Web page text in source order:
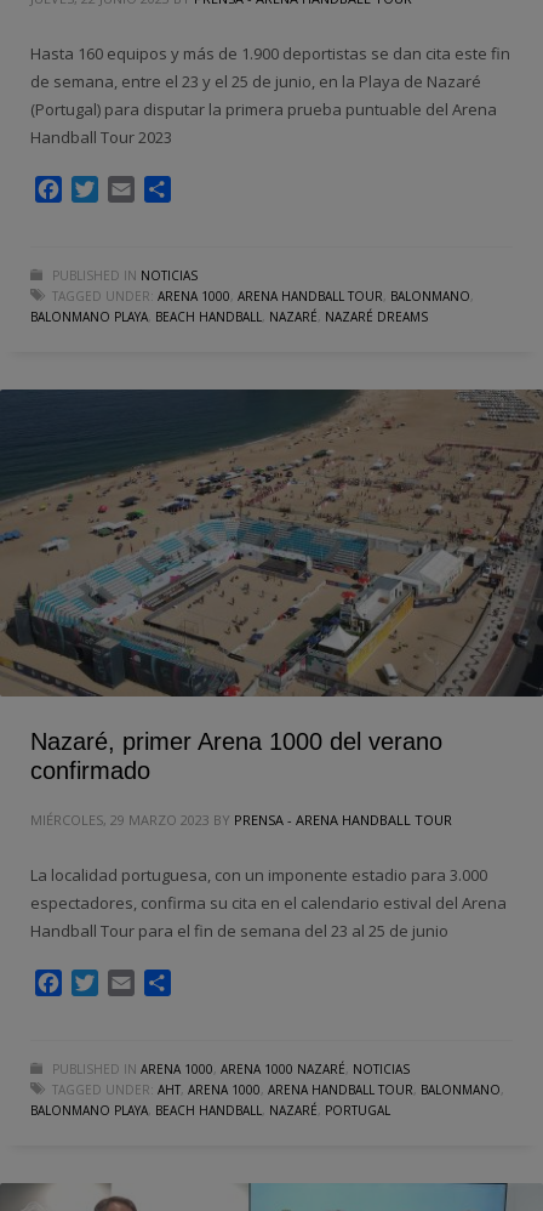
Hasta 160 equipos y más de 1.900 deportistas se dan cita este fin
de semana, entre el 23 y el 25 de junio, en la Playa de Nazaré
(Portugal) para disputar la primera prueba puntuable del Arena
Handball Tour 2023
FacebookTwitter
Email
PUBLISHED IN NOTICIAS
TAGGED UNDER: ARENA 1000, ARENA HANDBALL TOUR, BALONMANO,
BALONMANO PLAYA, BEACH HANDBALL, NAZARÉ, NAZARÉ DREAMS
Nazaré, primer Arena 1000 del verano
confirmado
MIÉRCOLES, 29 MARZO 2023 BY PRENSA - ARENA HANDBALL TOUR
La localidad portuguesa, con un imponente estadio para 3.000
espectadores, confirma su cita en el calendario estival del Arena
Handball Tour para el fin de semana del 23 al 25 de junio
FacebookTwitter
Email
PUBLISHED IN ARENA 1000, ARENA 1000 NAZARÉ, NOTICIAS
TAGGED UNDER: AHT, ARENA 1000, ARENA HANDBALL TOUR, BALONMANO,
BALONMANO PLAYA, BEACH HANDBALL, NAZARÉ, PORTUGAL